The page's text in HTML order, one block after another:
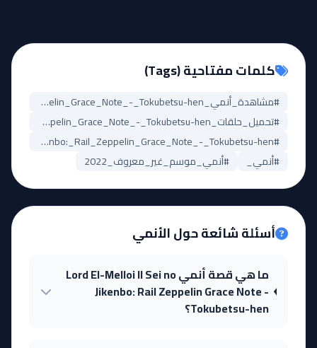
كلمات مفتاحية (Tags)
#مشاهدة_أنمي_Lord_El-Melloi_II_Sei_no_Jikenbo:_Rail_Zeppelin_Grace_Note_-_Tokubetsu-hen
#تحميل_حلقات_Lord_El-Melloi_II_Sei_no_Jikenbo:_Rail_Zeppelin_Grace_Note_-_Tokubetsu-hen
#Lord_El-Melloi_II_Sei_no_Jikenbo:_Rail_Zeppelin_Grace_Note_-_Tokubetsu-hen_مترجم
#أنمي_
#أنمي_موسم_غير_معروف_2022
أسئلة شائعة حول الأنمي
ما هي قصة أنمي Lord El-Melloi II Sei no
Jikenbo: Rail Zeppelin Grace Note -
Tokubetsu-hen؟